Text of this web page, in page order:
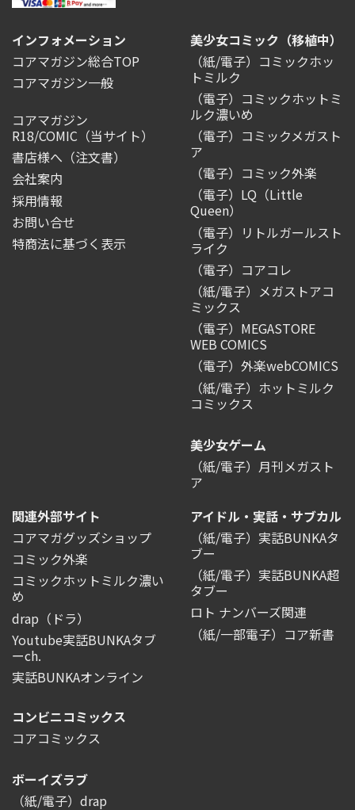
インフォメーション
コアマガジン総合TOP
コアマガジン一般
コアマガジン
R18/COMIC （当サイト）
書店様へ（注文書）
会社案内
採用情報
お問い合せ
特商法に基づく表示
美少女コミック（移植中）
（紙/電子）コミックホッ
トミルク
（電子）コミックホットミ
ルク濃いめ
（電子）コミックメガスト
ア
（電子）コミック外楽
（電子）LQ（Little
Queen）
（電子）リトルガールスト
ライク
（電子）コアコレ
（紙/電子）メガストアコ
ミックス
（電子）MEGASTORE
WEB COMICS
（電子）外楽webCOMICS
（紙/電子）ホットミルク
コミックス
美少女ゲーム
（紙/電子）月刊メガスト
ア
関連外部サイト
コアマガグッズショップ
コミック外楽
コミックホットミルク濃い
め
drap（ドラ）
Youtube実話BUNKAタブ
ーch.
実話BUNKAオンライン
アイドル・実話・サブカル
（紙/電子）実話BUNKAタ
ブー
（紙/電子）実話BUNKA超
タブー
ロト ナンバーズ関連
（紙/一部電子）コア新書
コンビニコミックス
コアコミックス
ボーイズラブ
（紙/電子）drap